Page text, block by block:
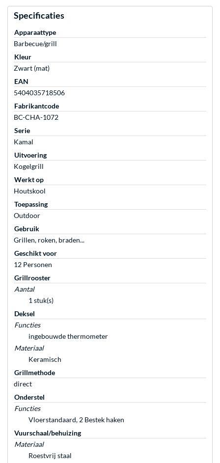
Specificaties
Apparaattype
Barbecue/grill
Kleur
Zwart (mat)
EAN
5404035718506
Fabrikantcode
BC-CHA-1072
Serie
Kamal
Uitvoering
Kogelgrill
Werkt op
Houtskool
Toepassing
Outdoor
Gebruik
Grillen, roken, braden...
Geschikt voor
12 Personen
Grillrooster
Aantal
1 stuk(s)
Deksel
Functies
ingebouwde thermometer
Materiaal
Keramisch
Grillmethode
direct
Onderstel
Functies
Vloerstandaard, 2 Bestek haken
Vuurschaal/behuizing
Materiaal
Roestvrij staal